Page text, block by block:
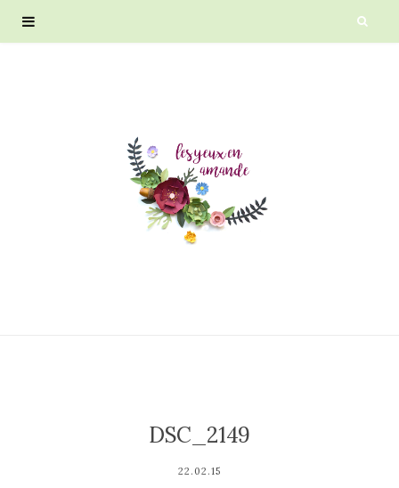
DSC_2149
22.02.15